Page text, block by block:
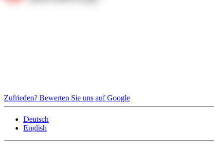
Zufrieden? Bewerten Sie uns auf Google
Deutsch
English